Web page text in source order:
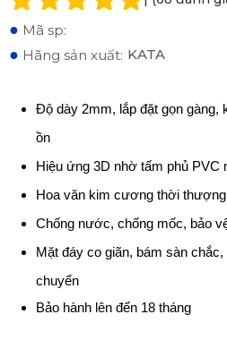
● Mã sp:
● Hãng sản xuất: KATA
Độ dày 2mm, lắp đặt gọn gàng,
ồn
Hiệu ứng 3D nhờ tấm phủ PVC
Hoa văn kim cương thời
Chống nước, chống mốc, bảo
Mặt đáy co giãn, bám sàn
chuyển
Bảo hành lên đến 18 tháng